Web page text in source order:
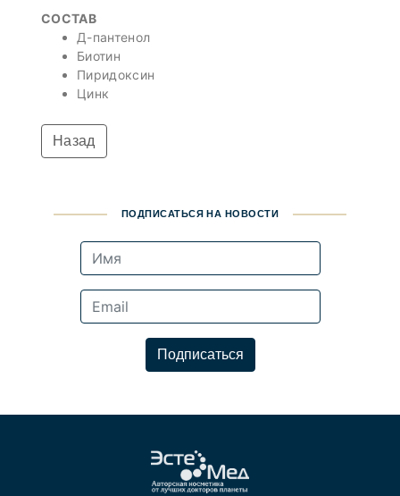
СОСТАВ
Д-пантенол
Биотин
Пиридоксин
Цинк
Назад
ПОДПИСАТЬСЯ НА НОВОСТИ
Подписаться